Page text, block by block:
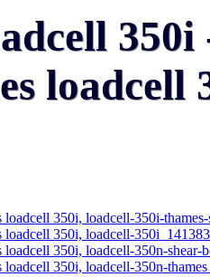
loadcell